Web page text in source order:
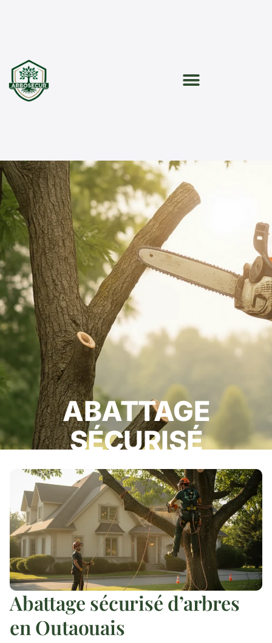
ABATTAGE
SÉCURISÉ
Abattage sécurisé d’arbres
en Outaouais